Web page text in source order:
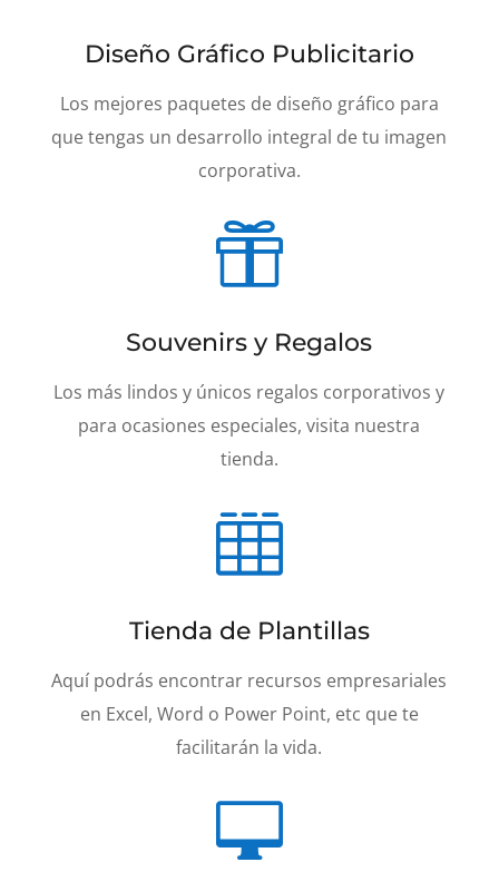
Diseño Gráfico Publicitario
Los mejores paquetes de diseño gráfico para
que tengas un desarrollo integral de tu imagen
corporativa.

Souvenirs y Regalos
Los más lindos y únicos regalos corporativos y
para ocasiones especiales, visita nuestra
tienda.

Tienda de Plantillas
Aquí podrás encontrar recursos empresariales
en Excel, Word o Power Point, etc que te
facilitarán la vida.
